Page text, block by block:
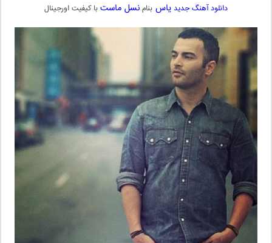
دانلود آهنگ جدید یاس بنامنسل ماستبا کیفیت اورجینال